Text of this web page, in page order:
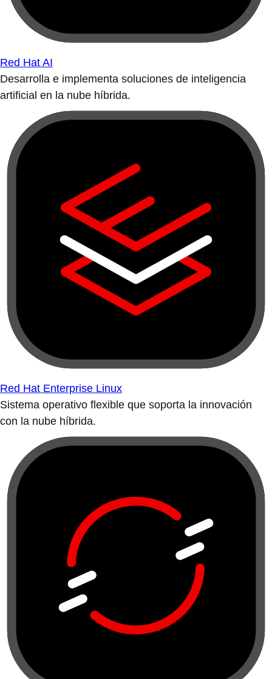
Red Hat AI
Desarrolla e implementa soluciones de inteligencia
artificial en la nube híbrida.
Red Hat Enterprise Linux
Sistema operativo flexible que soporta la innovación
con la nube híbrida.